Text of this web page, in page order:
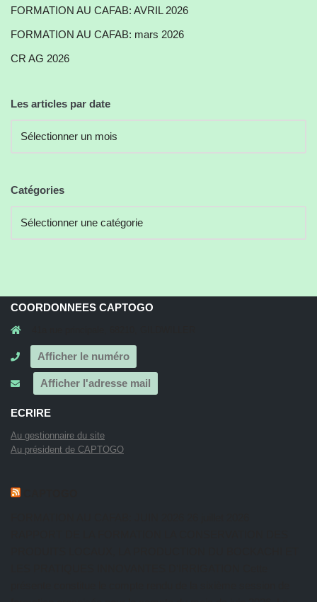
FORMATION AU CAFAB: AVRIL 2026
FORMATION AU CAFAB: mars 2026
CR AG 2026
Les articles par date
Catégories
COORDONNEES CAPTOGO
Afficher le numéro
Afficher l'adresse mail
ECRIRE
Au gestionnaire du site
Au président de CAPTOGO